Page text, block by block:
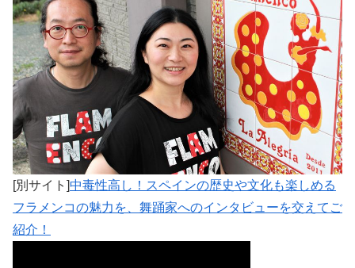
[別サイト]中毒性高し！スペインの歴史や文化も楽しめる
フラメンコの魅力を、舞踊家へのインタビューを交えてご
紹介！